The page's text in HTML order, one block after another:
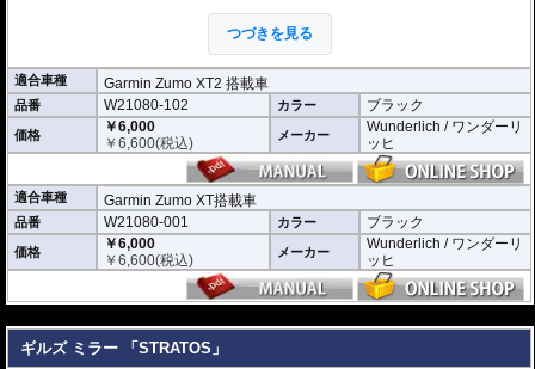
耐紫外線、高耐久。
つづきを見る
適合車種 Garmin Zumo XT2 搭載車
品番 W21080-102 カラー ブラック
価格
￥6,000
￥6,600(税込) メーカー
Wunderlich / ワンダーリ
ッヒ
適合車種 Garmin Zumo XT搭載車
品番 W21080-001 カラー ブラック
価格
￥6,000
￥6,600(税込) メーカー
Wunderlich / ワンダーリ
ッヒ
ギルズ ミラー 「STRATOS」